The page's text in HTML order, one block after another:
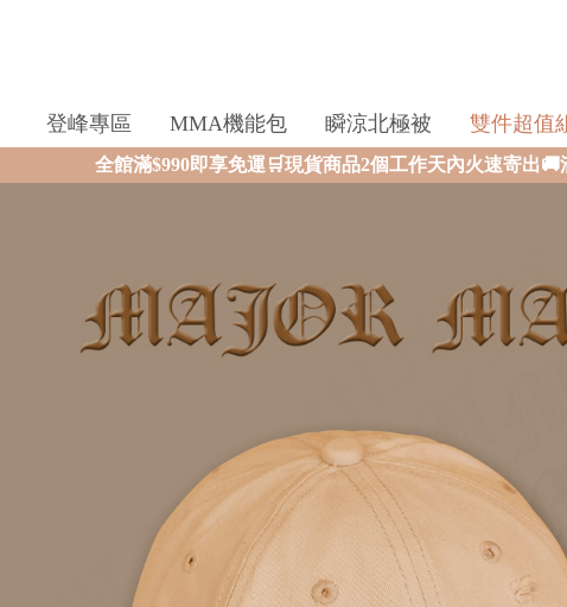
登峰專區 MMA機能包 瞬涼北極被 雙件超值
享免運🛒現貨商品2個工作天內火速寄出🚚滿額再送限量好禮✨